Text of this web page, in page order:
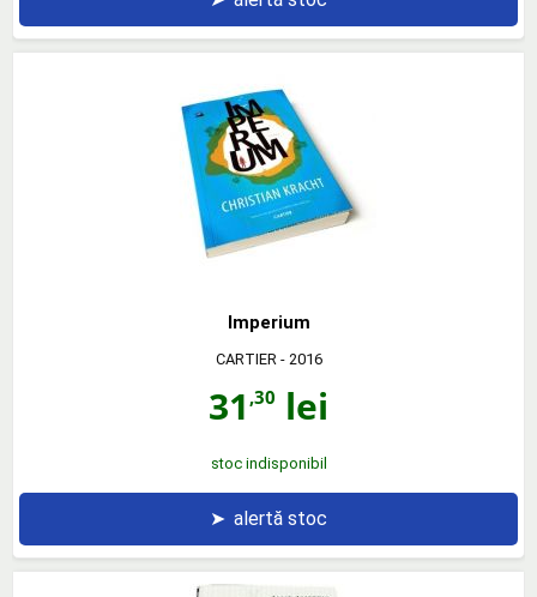
Imperium
CARTIER - 2016
31 ,30 lei
stoc indisponibil
➤ alertă stoc